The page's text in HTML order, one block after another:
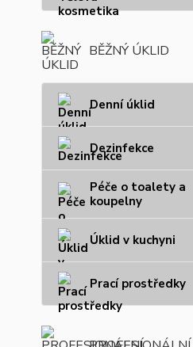
BĚŽNÝ ÚKLID
Denní úklid
Dezinfekce
Péče o toalety a
koupelny
Úklid v kuchyni
Prací prostředky